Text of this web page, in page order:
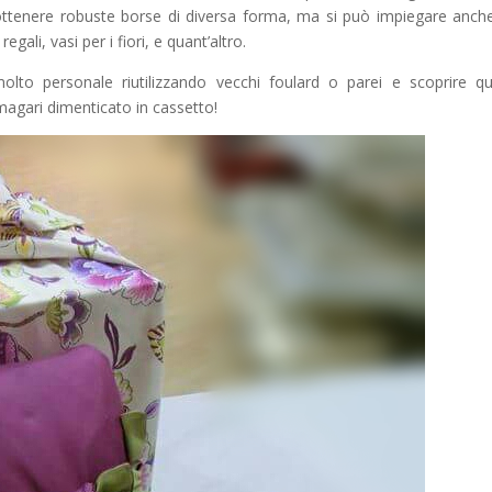
robuste borse di diversa forma, ma si può impiegare
vasi per i fiori, e quant’altro.
personale riutilizzando vecchi foulard o parei e scoprire
dimenticato in cassetto!